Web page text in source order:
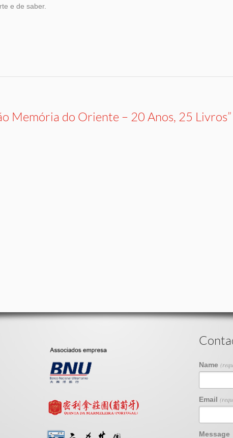
e de saber.
Memória do Oriente – 20 Anos, 25 Livros”
Name
Email
Message